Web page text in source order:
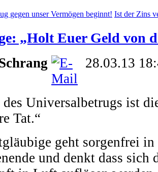
gegen unser Vermögen beginnt! Ist der Zins
„Holt Euer Geld von
28.03.13
Universalbetrugs ist
Tat.“
geht sorgenfrei in
und denkt dass